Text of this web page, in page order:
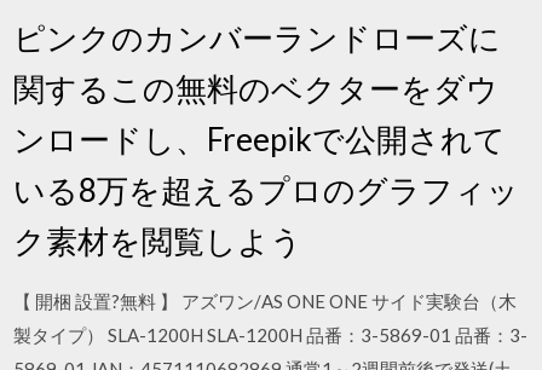
ピンクのカンバーランドローズに
関するこの無料のベクターをダウ
ンロードし、Freepikで公開されて
いる8万を超えるプロのグラフィッ
ク素材を閲覧しよう
【 開梱 設置?無料 】 アズワン/AS ONE ONE サイド実験台（木
製タイプ） SLA-1200H SLA-1200H 品番：3-5869-01 品番：3-